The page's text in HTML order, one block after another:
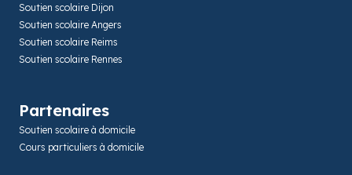
Soutien scolaire Dijon
Soutien scolaire Angers
Soutien scolaire Reims
Soutien scolaire Rennes
Partenaires
Soutien scolaire à domicile
Cours particuliers à domicile